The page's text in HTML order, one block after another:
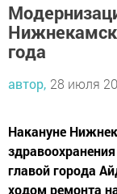
года
автор, 28 июля
Накануне
главой города
ходом ремонта